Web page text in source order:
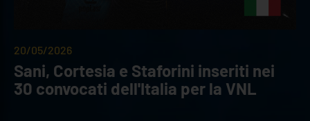
20/05/2026
Sani, Cortesia e Staforini inseriti nei
30 convocati dell'Italia per la VNL